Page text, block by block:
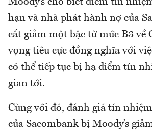
hạn và nhà phát hành nợ của
cắt giảm một bậc từ mức B3 về
vọng tiêu cực đồng nghĩa với
có thể tiếp tục bị hạ điểm tín
gian tới.
Cùng với đó, đánh giá tín
của Sacombank bị Moody’s